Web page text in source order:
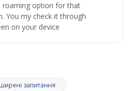
roaming option for that
You my check it through
on your device
запитання